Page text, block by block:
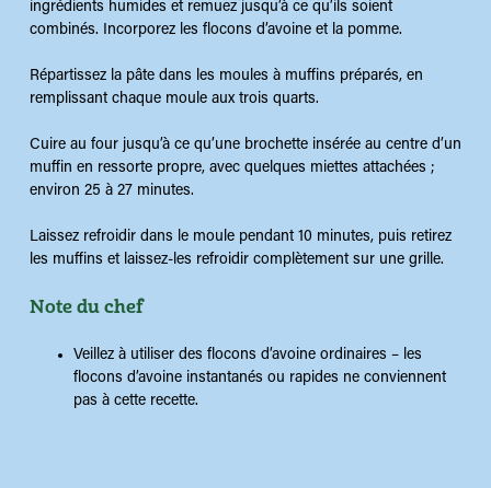
ingrédients humides et remuez jusqu’à ce qu’ils soient
combinés. Incorporez les flocons d’avoine et la pomme.
Répartissez la pâte dans les moules à muffins préparés, en
remplissant chaque moule aux trois quarts.
Cuire au four jusqu’à ce qu’une brochette insérée au centre d’un
muffin en ressorte propre, avec quelques miettes attachées ;
environ 25 à 27 minutes.
Laissez refroidir dans le moule pendant 10 minutes, puis retirez
les muffins et laissez-les refroidir complètement sur une grille.
Note du chef
Veillez à utiliser des flocons d’avoine ordinaires – les
flocons d’avoine instantanés ou rapides ne conviennent
pas à cette recette.